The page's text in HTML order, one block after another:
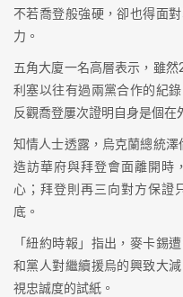
不若喬登般強硬，卻也得面
力。
五角大廈一名高層表示，雖
利塞以往有過兩黨合作的紀
反觀喬登屢次證明自身是個在
知情人士透露，烏克蘭總統
造訪華府與拜登會面離開時
心；拜登則再三向對方保證
底。
「紐約時報」指出，麥卡錫
和黨人對繼續援烏的興致大
視忠誠度的試紙。